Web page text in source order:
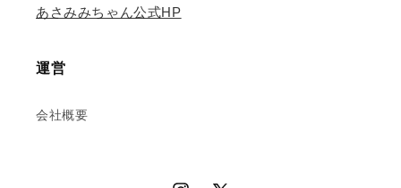
あさみみちゃん公式HP
運営
会社概要